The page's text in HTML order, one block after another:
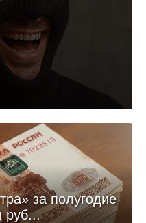
за полугодие
руб...